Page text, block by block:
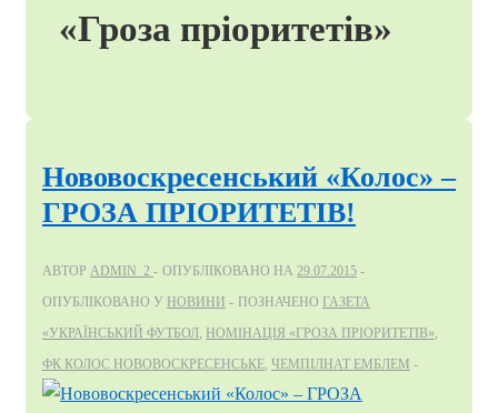
«Гроза пріоритетів»
Нововоскресенський «Колос» –
ГРОЗА ПРІОРИТЕТІВ!
АВТОР ADMIN_2 ОПУБЛІКОВАНО НА 29.07.2015
ОПУБЛІКОВАНО У НОВИНИ ПОЗНАЧЕНО ГАЗЕТА
«УКРАЇНСЬКИЙ ФУТБОЛ, НОМІНАЦІЯ «ГРОЗА ПРІОРИТЕТІВ»,
ФК КОЛОС НОВОВОСКРЕСЕНСЬКЕ, ЧЕМПІЛНАТ ЕМБЛЕМ